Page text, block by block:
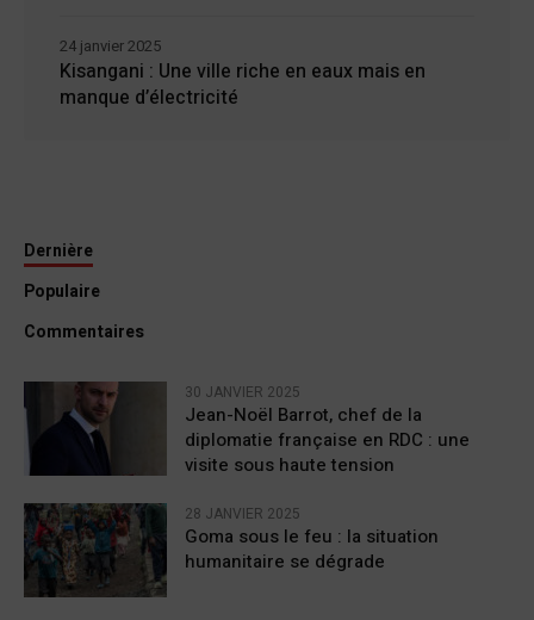
Kisangani : Une ville riche en eaux mais en
manque d’électricité
24 janvier 2025
Dernière
Populaire
Commentaires
30 JANVIER 2025
Jean-Noël Barrot, chef de la
diplomatie française en RDC : une
visite sous haute tension
28 JANVIER 2025
Goma sous le feu : la situation
humanitaire se dégrade